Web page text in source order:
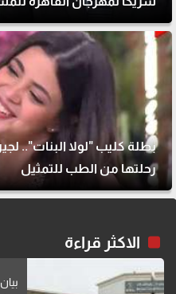
بطلة كليب "لولا البنات"..
رحلتها من الطب للتمثيل
الاكثر قراءة